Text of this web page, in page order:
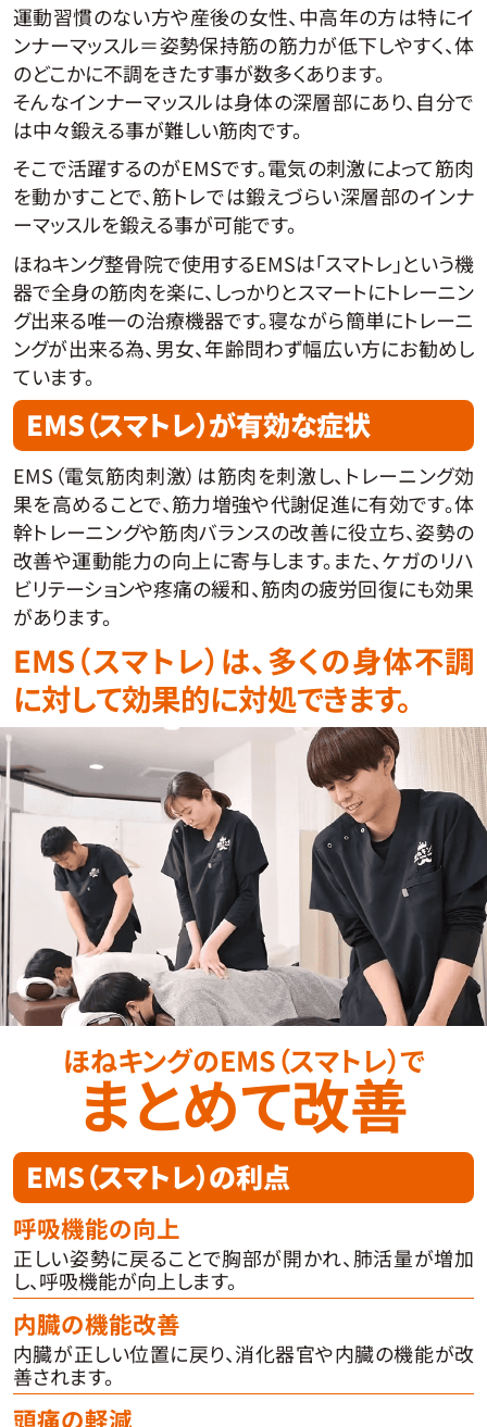
運動習慣のない方や産後の女性、中高年の方は特にイ
ンナーマッスル＝姿勢保持筋の筋力が低下しやすく、体
のどこかに不調をきたす事が数多くあります。
そんなインナーマッスルは身体の深層部にあり、自分で
は中々鍛える事が難しい筋肉です。
そこで活躍するのがEMSです。電気の刺激によって筋肉
を動かすことで、筋トレでは鍛えづらい深層部のインナ
ーマッスルを鍛える事が可能です。
ほねキング整骨院で使用するEMSは「スマトレ」という機
器で全身の筋肉を楽に、しっかりとスマートにトレーニン
グ出来る唯一の治療機器です。寝ながら簡単にトレーニ
ングが出来る為、男女、年齢問わず幅広い方にお勧めし
ています。
EMS（スマトレ）が有効な症状
EMS（電気筋肉刺激）は筋肉を刺激し、トレーニング効
果を高めることで、筋力増強や代謝促進に有効です。体
幹トレーニングや筋肉バランスの改善に役立ち、姿勢の
改善や運動能力の向上に寄与します。また、ケガのリハ
ビリテーションや疼痛の緩和、筋肉の疲労回復にも効果
があります。
EMS（スマトレ）は、多くの身体不調
に対して効果的に対処できます。
ほねキングのEMS（スマトレ）で
まとめて改善
EMS（スマトレ）の利点
呼吸機能の向上
正しい姿勢に戻ることで胸部が開かれ、肺活量が増加
し、呼吸機能が向上します。
内臓の機能改善
内臓が正しい位置に戻り、消化器官や内臓の機能が改
善されます。
頭痛の軽減